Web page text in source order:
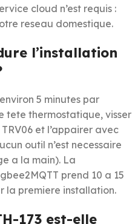
cloud n’est requis :
reseau domestique.
l’installation
5 minutes par
tete thermostatique, visser
et l’appairer avec
outil n’est necessaire
a la main). La
prend 10 a 15
la premiere installation.
173 est-elle